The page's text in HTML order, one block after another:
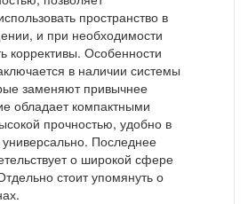
пространство в
и при необходимости
коррективы. Особенности
в наличии системы
заменяют привычнее
обладает компактными
прочностью, удобно в
универсально. Последнее
о широкой сфере
стоит упомянуть о